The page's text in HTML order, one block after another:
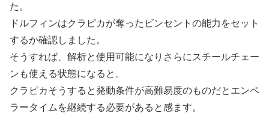
た。
ドルフィンはクラピカが奪ったビンセントの能力をセット
するか確認しました。
そうすれば、解析と使用可能になりさらにスチールチェー
ンも使える状態になると。
クラピカそうすると発動条件が高難易度のものだとエンペ
ラータイムを継続する必要があると感ます。